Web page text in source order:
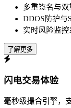
多重签名与
DDOS防护与
实时风险监
了解更多
闪电交易体验
毫秒级撮合引擎，